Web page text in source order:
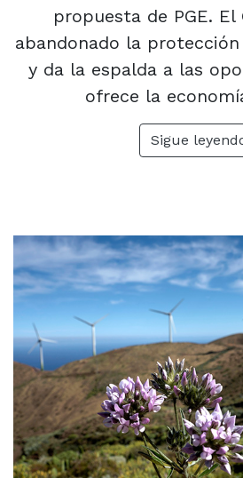
propuesta de PGE. El
abandonado la
y da la espalda a las
ofrece la
Sigue